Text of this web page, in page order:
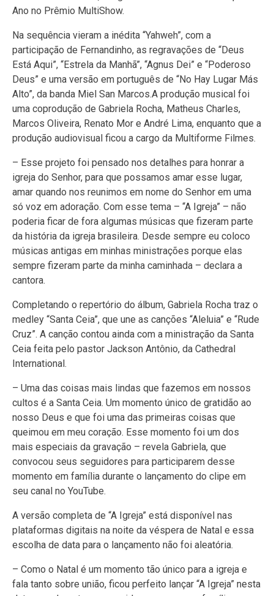
Ano no Prêmio MultiShow.
Na sequência vieram a inédita “Yahweh”, com a
participação de Fernandinho, as regravações de “Deus
Está Aqui”, “Estrela da Manhã”, “Agnus Dei” e “Poderoso
Deus” e uma versão em português de “No Hay Lugar Más
Alto”, da banda Miel San Marcos.A produção musical foi
uma coprodução de Gabriela Rocha, Matheus Charles,
Marcos Oliveira, Renato Mor e André Lima, enquanto que a
produção audiovisual ficou a cargo da Multiforme Filmes.
– Esse projeto foi pensado nos detalhes para honrar a
igreja do Senhor, para que possamos amar esse lugar,
amar quando nos reunimos em nome do Senhor em uma
só voz em adoração. Com esse tema – “A Igreja” – não
poderia ficar de fora algumas músicas que fizeram parte
da história da igreja brasileira. Desde sempre eu coloco
músicas antigas em minhas ministrações porque elas
sempre fizeram parte da minha caminhada – declara a
cantora.
Completando o repertório do álbum, Gabriela Rocha traz o
medley “Santa Ceia”, que une as canções “Aleluia” e “Rude
Cruz”. A canção contou ainda com a ministração da Santa
Ceia feita pelo pastor Jackson Antônio, da Cathedral
International.
– Uma das coisas mais lindas que fazemos em nossos
cultos é a Santa Ceia. Um momento único de gratidão ao
nosso Deus e que foi uma das primeiras coisas que
queimou em meu coração. Esse momento foi um dos
mais especiais da gravação – revela Gabriela, que
convocou seus seguidores para participarem desse
momento em família durante o lançamento do clipe em
seu canal no YouTube.
A versão completa de “A Igreja” está disponível nas
plataformas digitais na noite da véspera de Natal e essa
escolha de data para o lançamento não foi aleatória.
– Como o Natal é um momento tão único para a igreja e
fala tanto sobre união, ficou perfeito lançar “A Igreja” nesta